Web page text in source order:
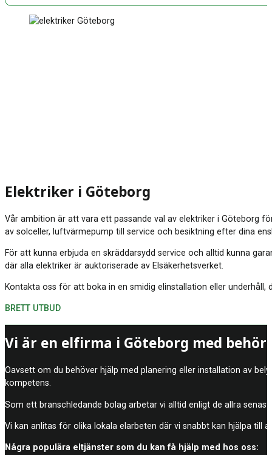
Elektriker i Göteborg
Vår ambition är att vara ett passande val av elektriker i Göteborg
av solceller, luftvärmepump till service och besiktning efter dina
För att kunna erbjuda en skräddarsydd service och alltid kunna
där alla elektriker är auktoriserade av Elsäkerhetsverket.
Kontakta oss för att boka in en smidig elinstallation eller
BRETT UTBUD
Vi är en elfirma i Göteborg med
Oavsett om du behöver hjälp med planering eller installation av
kompetens.
Som ett branschledande bolag arbetar vi alltid enligt de allra
Vi kan anlitas för olika lokala elarbeten där vi snabbt kan hjälpa
Några populära eltjänster som du kan få hjälp med hos oss: